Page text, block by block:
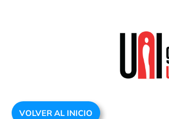
VOLVER AL INICIO